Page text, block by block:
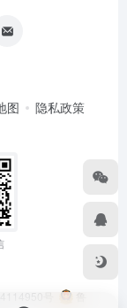
图 隐私政策
号
鲁